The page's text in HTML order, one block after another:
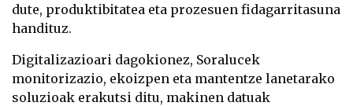
dute, produktibitatea eta prozesuen fidagarritasuna
handituz.
Digitalizazioari dagokionez, Soralucek
monitorizazio, ekoizpen eta mantentze lanetarako
soluzioak erakutsi ditu, makinen datuak